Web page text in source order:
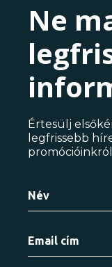
Ne
Értesülj
legfrissebb